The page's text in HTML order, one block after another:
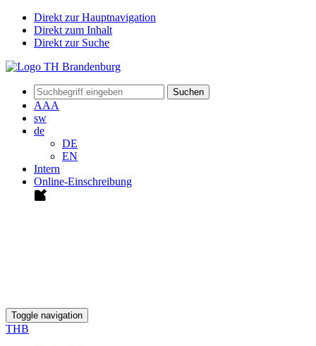
Direkt zur Hauptnavigation
Direkt zum Inhalt
Direkt zur Suche
Suchen
AAA
sw
de
DE
EN
Intern
Online-Einschreibung
Toggle navigation
THB